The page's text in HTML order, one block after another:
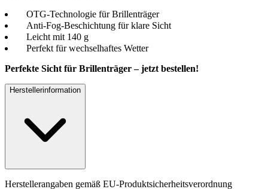
OTG-Technologie für Brillenträger
Anti-Fog-Beschichtung für klare Sicht
Leicht mit 140 g
Perfekt für wechselhaftes Wetter
Perfekte Sicht für Brillenträger – jetzt bestellen!
Herstellerinformation
Herstellerangaben gemäß EU-Produktsicherheitsverordnung